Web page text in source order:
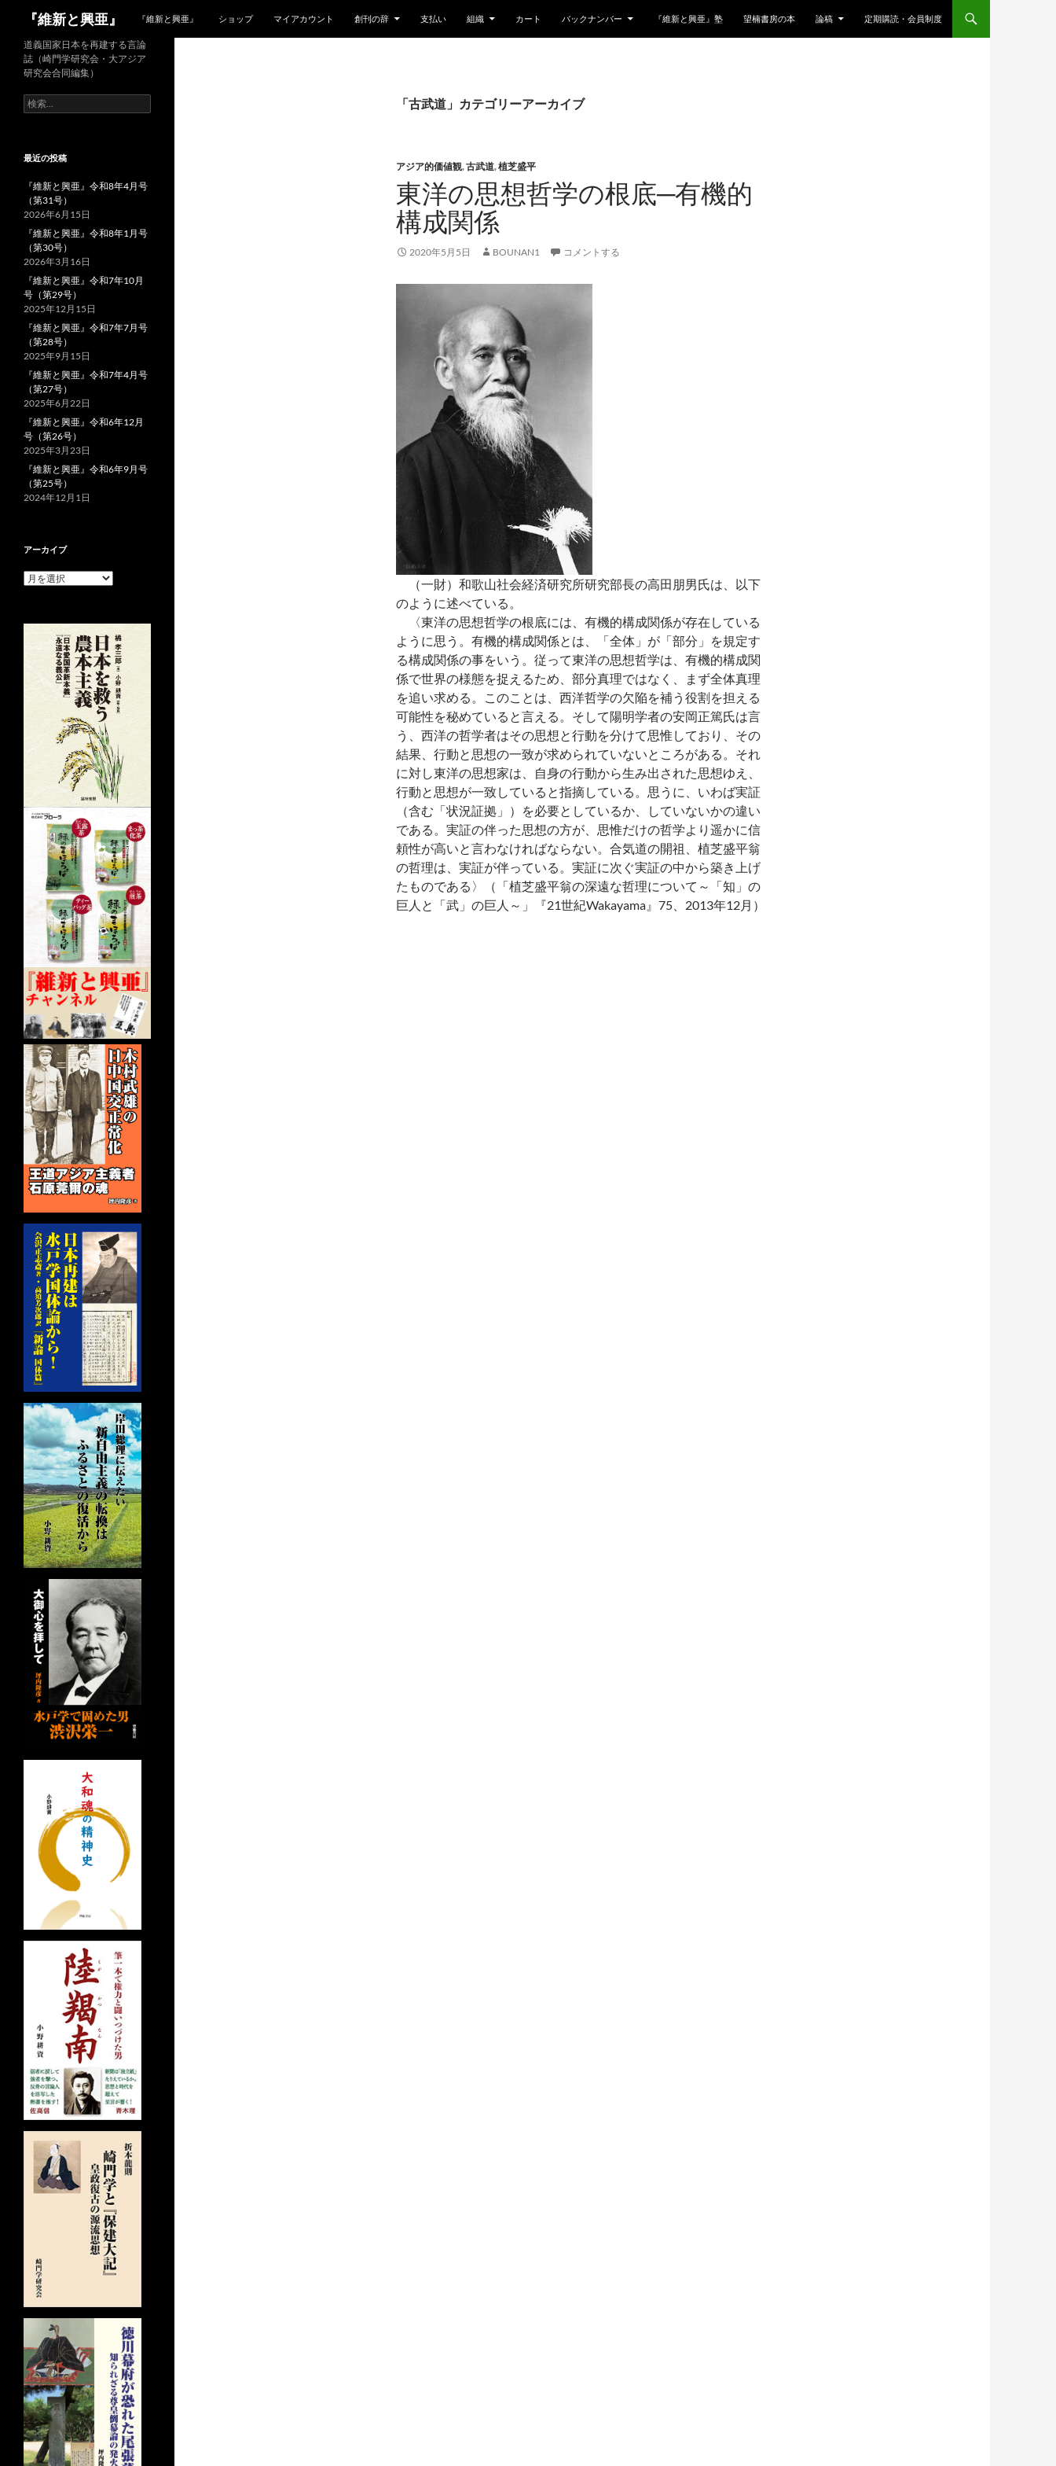
『維新と興亜』 『維新と興亜』 ショップ マイアカウント 創刊の辞 支払い 組織 カート バックナンバー 『維新と興亜』塾 望楠書房の本 論稿 定期購読・会員制度
「古武道」カテゴリーアーカイブ
アジア的価値観,古武道,植芝盛平
東洋の思想哲学の根底─有機的
構成関係
2020年5月5日 BOUNAN1 コメントする
（一財）和歌山社会経済研究所研究部長の高田朋男氏は、以下
のように述べている。
〈東洋の思想哲学の根底には、有機的構成関係が存在している
ように思う。有機的構成関係とは、「全体」が「部分」を規定す
る構成関係の事をいう。従って東洋の思想哲学は、有機的構成関
係で世界の様態を捉えるため、部分真理ではなく、まず全体真理
を追い求める。このことは、西洋哲学の欠陥を補う役割を担える
可能性を秘めていると言える。そして陽明学者の安岡正篤氏は言
う、西洋の哲学者はその思想と行動を分けて思惟しており、その
結果、行動と思想の一致が求められていないところがある。それ
に対し東洋の思想家は、自身の行動から生み出された思想ゆえ、
行動と思想が一致していると指摘している。思うに、いわば実証
（含む「状況証拠」）を必要としているか、していないかの違い
である。実証の伴った思想の方が、思惟だけの哲学より遥かに信
頼性が高いと言わなければならない。合気道の開祖、植芝盛平翁
の哲理は、実証が伴っている。実証に次ぐ実証の中から築き上げ
たものである〉（「植芝盛平翁の深遠な哲理について～「知」の
巨人と「武」の巨人～」『21世紀Wakayama』75、2013年12月）
道義国家日本を再建する言論
誌（崎門学研究会・大アジア
研究会合同編集）
検
索:
最近の投稿
『維新と興亜』令和8年4月号
（第31号）
2026年6月15日
『維新と興亜』令和8年1月号
（第30号）
2026年3月16日
『維新と興亜』令和7年10月
号（第29号）
2025年12月15日
『維新と興亜』令和7年7月号
（第28号）
2025年9月15日
『維新と興亜』令和7年4月号
（第27号）
2025年6月22日
『維新と興亜』令和6年12月
号（第26号）
2025年3月23日
『維新と興亜』令和6年9月号
（第25号）
2024年12月1日
アーカイブ
ア